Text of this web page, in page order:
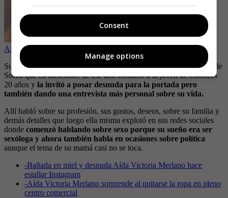
Aida Victoria Merlano: “Mi sueño es ser sexóloga”
Su nombre que empezó a resonar en los medios captó la atención de
SoHo que en diciembre de ese año contactó a la joven de entonces
20 años y la invitó a posar desnuda para la portada pero
también dando una entrevista más personal sobre su vida.
Allí habló sobre su profesión, sus gustos, deseos, sobre su familia y
demás detalles que luego ella misma explotó en sus redes sociales
donde comenzó hablando sobre sexo porque su sueño era ser
sexóloga y ahora también habla en ocasiones sobre política
aunque el tema de su mamá casi no se toca.
-Bañada en miel y desnuda Aída Victoria Merlano hace
estallar Instagram
-Aída Victoria Merlano sorprende al quitarse la ropa en pleno
centro comercial
Consent
Manage options